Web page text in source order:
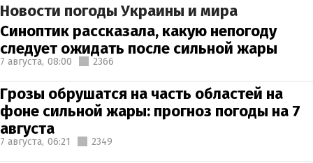
Новости погоды Украины и мира
Синоптик рассказала, какую непогоду
следует ожидать после сильной жары
7 августа, 08:00 2366
Грозы обрушатся на часть областей на
фоне сильной жары: прогноз погоды на 7
августа
7 августа, 06:21 2349